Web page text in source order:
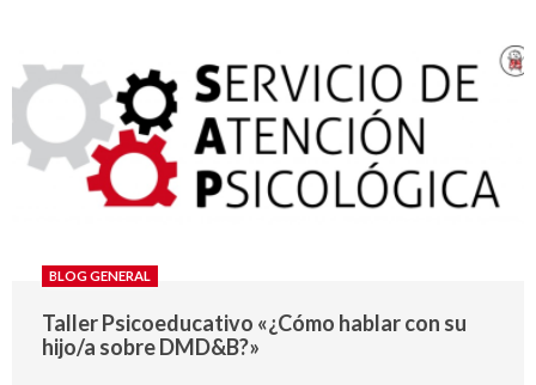
BLOG GENERAL
Taller Psicoeducativo «¿Cómo hablar con su
hijo/a sobre DMD&B?»